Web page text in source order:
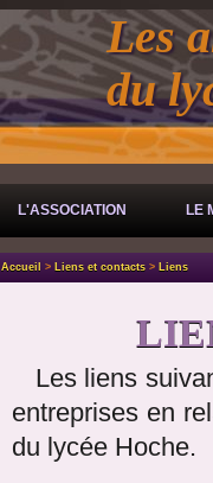
Les
du
L'ASSOCIATION LE
Accueil > Liens et contacts > Liens
Les liens
entreprises en
du lycée Hoche.